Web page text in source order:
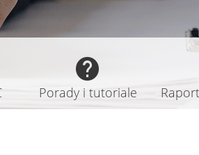
Porady i tutoriale